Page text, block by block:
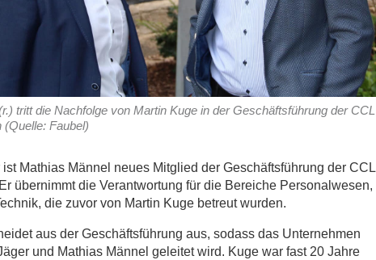
tritt die Nachfolge von Martin Kuge in der Geschäftsführung der CCL
Faubel)
Mathias Männel neues Mitglied der Geschäftsführung der CCL
übernimmt die Verantwortung für die Bereiche Personalwesen,
die zuvor von Martin Kuge betreut wurden.
aus der Geschäftsführung aus, sodass das Unternehmen
und Mathias Männel geleitet wird. Kuge war fast 20 Jahre